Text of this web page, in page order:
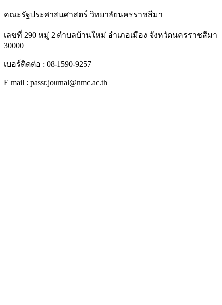
คณะรัฐประศาสนศาสตร์ วิทยาลัยนครราชสีมา
เลขที่ 290 หมู่ 2 ตำบลบ้านใหม่ อำเภอเมือง จังหวัดนครราชสีมา
30000
เบอร์ติดต่อ : 08-1590-9257
E mail : passr.journal@nmc.ac.th